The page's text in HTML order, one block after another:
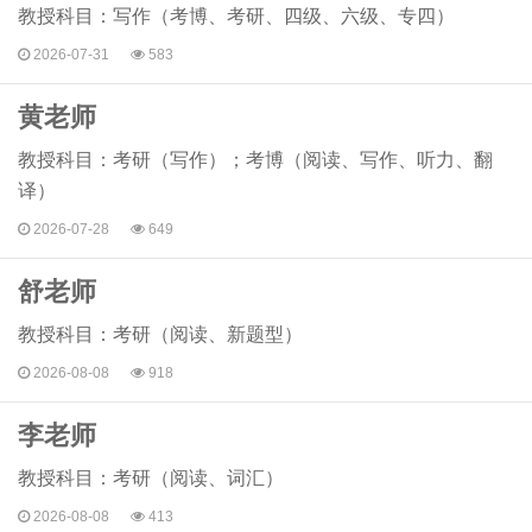
教授科目：写作（考博、考研、四级、六级、专四）
2026-07-31 583
黄老师
教授科目：考研（写作）；考博（阅读、写作、听力、翻
译）
2026-07-28 649
舒老师
教授科目：考研（阅读、新题型）
2026-08-08 918
李老师
教授科目：考研（阅读、词汇）
2026-08-08 413